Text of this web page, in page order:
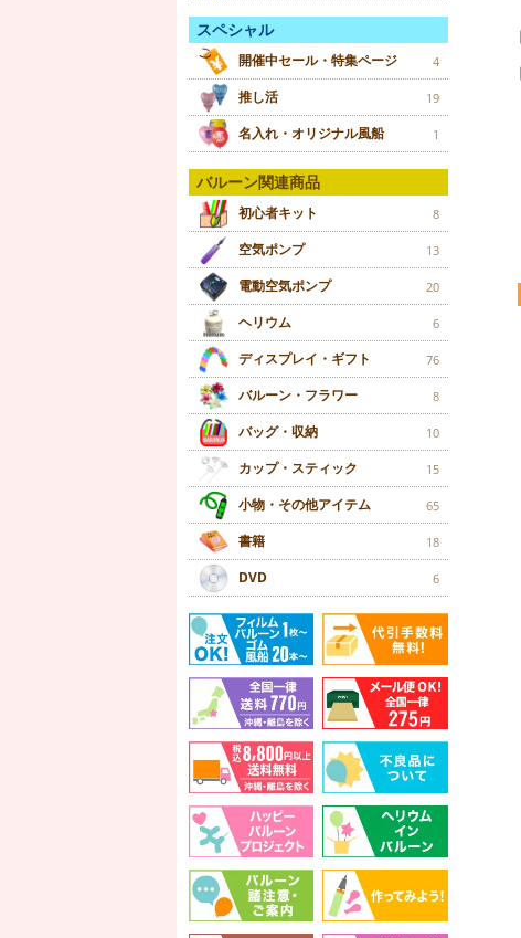
スペシャル
開催中セール・特集ページ 4
推し活 19
名入れ・オリジナル風船 1
バルーン関連商品
初心者キット 8
空気ポンプ 13
電動空気ポンプ 20
ヘリウム 6
ディスプレイ・ギフト 76
バルーン・フラワー 8
バッグ・収納 10
カップ・スティック 15
小物・その他アイテム 65
書籍 18
DVD 6